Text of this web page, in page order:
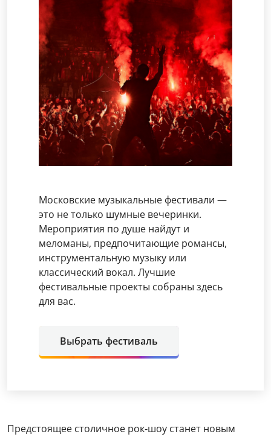
Московские музыкальные фестивали —
это не только шумные вечеринки.
Мероприятия по душе найдут и
меломаны, предпочитающие романсы,
инструментальную музыку или
классический вокал. Лучшие
фестивальные проекты собраны здесь
для вас.
Выбрать фестиваль
Предстоящее столичное рок‑шоу станет новым